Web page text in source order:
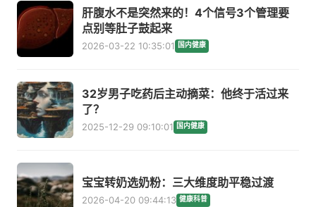
肝腹水不是突然来的！4个信号3个管理要
点别等肚子鼓起来
2026-03-22 10:35:01 国内健康
32岁男子吃药后主动摘菜：他终于活过来
了？
2025-12-29 09:10:01 国内健康
宝宝转奶选奶粉：三大维度助平稳过渡
2026-04-20 09:44:13 健康科普